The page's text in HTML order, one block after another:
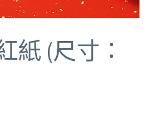
紙 (尺寸：